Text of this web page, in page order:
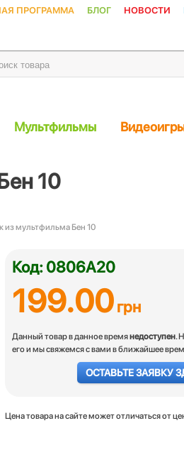
программа Блог Новости
Мультфильмы
10
из мультфильма Бен 10
Код: 0806А20
199.00грн
Данный товар в данное времянедоступен.
его и мы свяжемся с вами в ближайшее
ОСТАВЬТЕ ЗАЯВКУ
Цена товара на сайте может отличаться от